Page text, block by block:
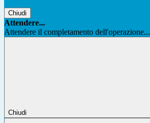
Chiudi
Attendere...
Attendere il completamento dell'operazione...
Chiudi